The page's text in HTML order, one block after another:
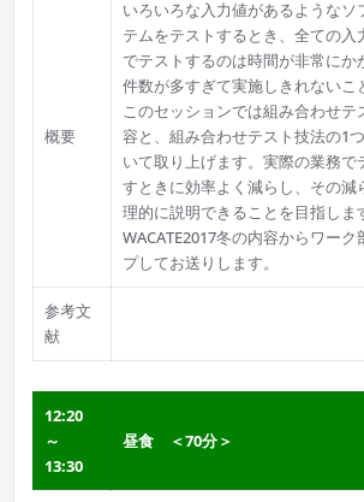
概要
いろいろな入力値があるようなソ
テムをテストするとき、全ての入
でテストするのは時間が非常にか
件数が多すぎて実施しきれないこ
このセッションでは組み合わせテ
容と、組み合わせテスト技法の1
いて取り上げます。実際の業務で
すときに効率よく減らし、その減
理的に説明できることを目指しま
WACATE2017冬の内容からワー
プしてお送りします。
参考文
献
12:20
～
13:30
昼食 ＜70分＞